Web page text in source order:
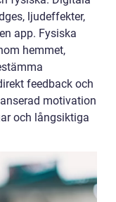
ljudeffekter,
app. Fysiska
hemmet,
feedback och
motivation
och långsiktiga